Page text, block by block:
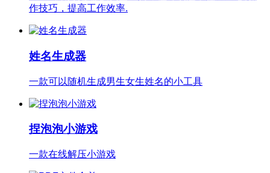
作技巧，提高工作效率.
姓名生成器
一款可以随机生成男生女生姓名的小工具
捏泡泡小游戏
一款在线解压小游戏